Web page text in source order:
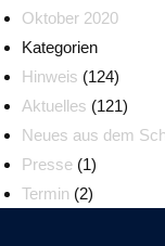
Oktober 2020
Kategorien
Hinweis (124)
Aktuelles (121)
Neues aus dem
Presse (1)
Termin (2)